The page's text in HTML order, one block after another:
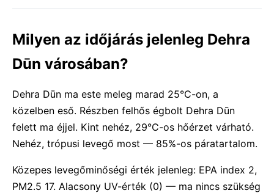
Milyen az időjárás jelenleg Dehra
Dūn városában?
Dehra Dūn ma este meleg marad 25°C-on, a
közelben eső. Részben felhős égbolt Dehra Dūn
felett ma éjjel. Kint nehéz, 29°C-os hőérzet várható.
Nehéz, trópusi levegő most — 85%-os páratartalom.
Közepes levegőminőségi érték jelenleg: EPA index 2,
PM2.5 17. Alacsony UV-érték (0) — ma nincs szükség